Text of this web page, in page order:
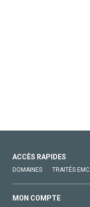
ACCÈS RAPIDES
DOMAINES TRAITÉS EMC
MON COMPTE